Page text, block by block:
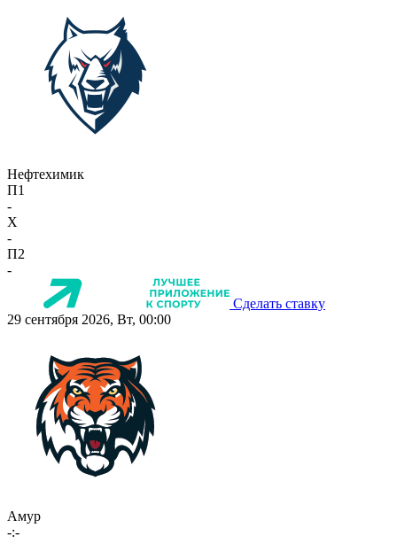
Нефтехимик
П1
-
X
-
П2
-
Сделать ставку
29 сентября 2026, Вт, 00:00
Амур
-:-